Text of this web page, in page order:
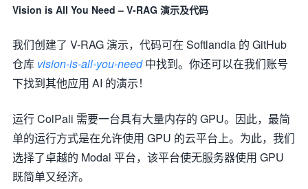
Vision is All You Need – V-RAG 演示及代码
我们创建了 V-RAG 演示，代码可在 Softlandia 的 GitHub
仓库 vision-is-all-you-need中找到。你还可以在我们账号
下找到其他应用 AI 的演示！
运行 ColPali 需要一台具有大量内存的 GPU。因此，最简
单的运行方式是在允许使用 GPU 的云平台上。为此，我们
选择了卓越的 Modal 平台，该平台使无服务器使用 GPU
既简单又经济。